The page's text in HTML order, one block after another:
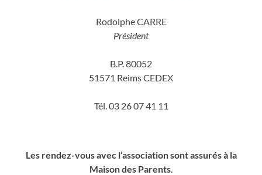
Rodolphe CARRE
Président
B.P. 80052
51571 Reims CEDEX
Tél. 03 26 07 41 11
Les rendez-vous avec l’association sont assurés à la
Maison des Parents.